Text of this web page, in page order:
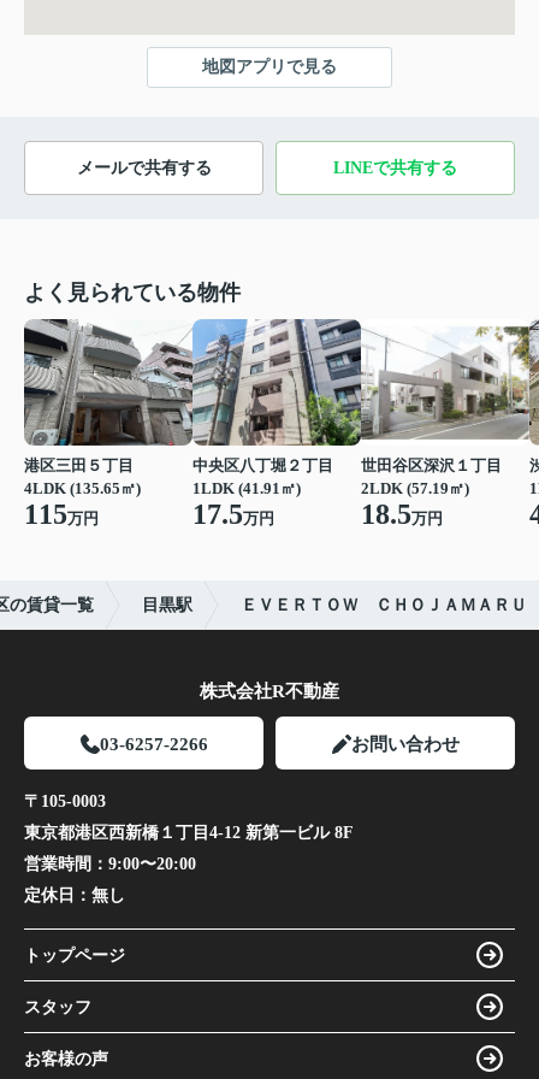
地図アプリで見る
メールで共有する LINEで共有する
よく見られている物件
港区三田５丁目
4LDK (135.65㎡)
115万円
中央区八丁堀２丁目
1LDK (41.91㎡)
17.5万円
世田谷区深沢１丁目
2LDK (57.19㎡)
18.5万円
の賃貸一覧 目黒駅 ＥＶＥＲＴＯＷ ＣＨＯＪＡＭＡＲＵ
株式会社R不動産
03-6257-2266 お問い合わせ
〒105-0003
東京都港区西新橋１丁目4-12 新第一ビル 8F
営業時間： 9:00〜20:00
定休日： 無し
トップページ
スタッフ
お客様の声